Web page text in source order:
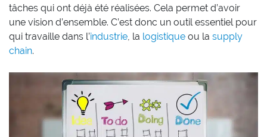
tâches qui ont déjà été réalisées. Cela permet d’avoir
une vision d’ensemble. C’est donc un outil essentiel pour
qui travaille dans l’industrie, la logistique ou la supply
chain.